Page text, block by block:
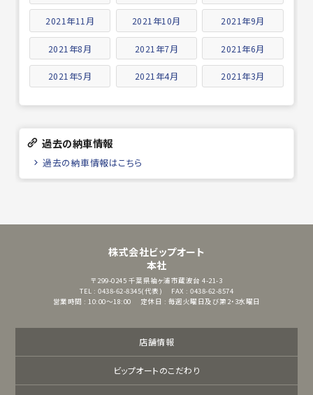
2021年11月 2021年10月 2021年9月
2021年8月 2021年7月 2021年6月
2021年5月 2021年4月 2021年3月
過去の納車情報
過去の納車情報はこちら
株式会社ビップオート
本社
〒299-0245 千葉県袖ヶ浦市蔵波台 4-21-3
TEL : 0438-62-8345(代表)
FAX : 0438-62-8574
営業時間 : 10:00～18:00
定休日 : 毎週火曜日及び第2・3水曜日
店舗情報
ビップオートのこだわり